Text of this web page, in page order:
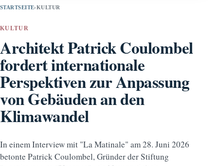
STARTSEITE›KULTUR
KULTUR
Architekt Patrick Coulombel
fordert internationale
Perspektiven zur Anpassung
von Gebäuden an den
Klimawandel
In einem Interview mit "La Matinale" am 28. Juni 2026
betonte Patrick Coulombel, Gründer der Stiftung